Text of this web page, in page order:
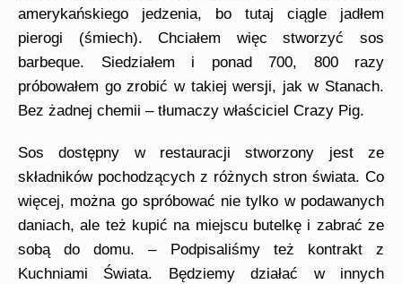
amerykańskiego jedzenia, bo tutaj ciągle jadłem
pierogi (śmiech). Chciałem więc stworzyć sos
barbeque. Siedziałem i ponad 700, 800 razy
próbowałem go zrobić w takiej wersji, jak w Stanach.
Bez żadnej chemii – tłumaczy właściciel Crazy Pig.
Sos dostępny w restauracji stworzony jest ze
składników pochodzących z różnych stron świata. Co
więcej, można go spróbować nie tylko w podawanych
daniach, ale też kupić na miejscu butelkę i zabrać ze
sobą do domu.– Podpisaliśmy też kontrakt z
Kuchniami Świata. Będziemy działać w innych